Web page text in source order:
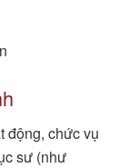
động, chức vụ
sư (như